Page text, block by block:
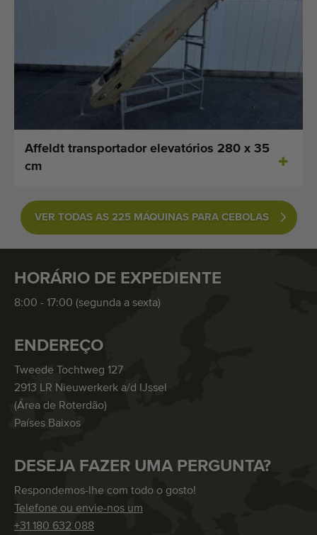
Affeldt transportador elevatórios 280 x 35
cm
VER TODAS AS 225 MÁQUINAS PARA CEBOLAS
HORÁRIO DE EXPEDIENTE
8:00 - 17:00 (segunda a sexta)
ENDEREÇO
Tweede Tochtweg 127
2913 LR Nieuwerkerk a/d IJssel
(Área de Roterdão)
Países Baixos
DESEJA FAZER UMA PERGUNTA?
Respondemos-lhe com todo o gosto!
Telefone ou envie-nos um
+31 180 632 088